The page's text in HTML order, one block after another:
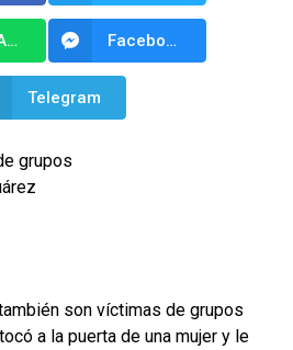
WhatsApp Facebook Messenger
Telegram
grupos
son víctimas de grupos
a la puerta de una mujer y le